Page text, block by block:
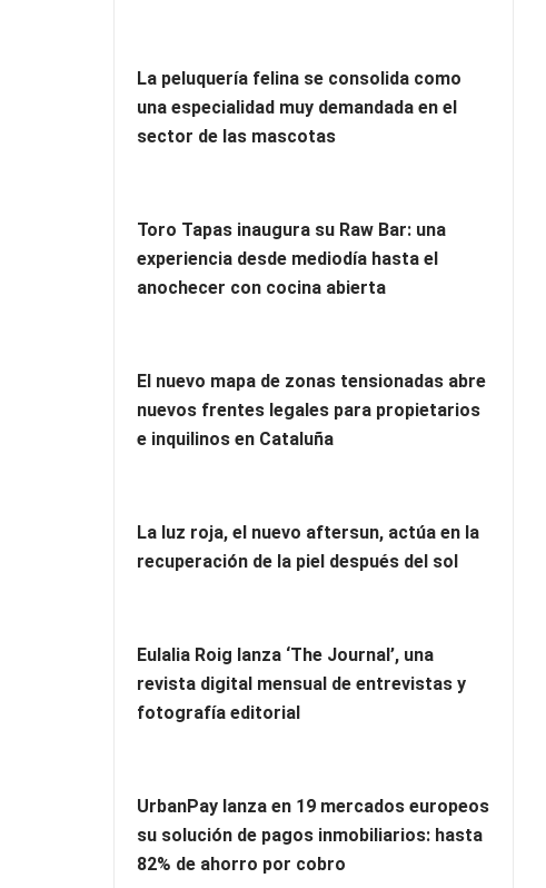
La peluquería felina se consolida como
una especialidad muy demandada en el
sector de las mascotas
Toro Tapas inaugura su Raw Bar: una
experiencia desde mediodía hasta el
anochecer con cocina abierta
El nuevo mapa de zonas tensionadas abre
nuevos frentes legales para propietarios
e inquilinos en Cataluña
La luz roja, el nuevo aftersun, actúa en la
recuperación de la piel después del sol
Eulalia Roig lanza ‘The Journal’, una
revista digital mensual de entrevistas y
fotografía editorial
UrbanPay lanza en 19 mercados europeos
su solución de pagos inmobiliarios: hasta
82% de ahorro por cobro